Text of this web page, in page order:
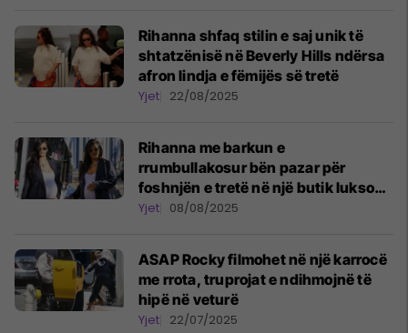
Rihanna shfaq stilin e saj unik të
shtatzënisë në Beverly Hills ndërsa
afron lindja e fëmijës së tretë
Yjet 22/08/2025
Rihanna me barkun e
rrumbullakosur bën pazar për
foshnjën e tretë në një butik luksoz
në Beverly Hills
Yjet 08/08/2025
ASAP Rocky filmohet në një karrocë
me rrota, truprojat e ndihmojnë të
hipë në veturë
Yjet 22/07/2025